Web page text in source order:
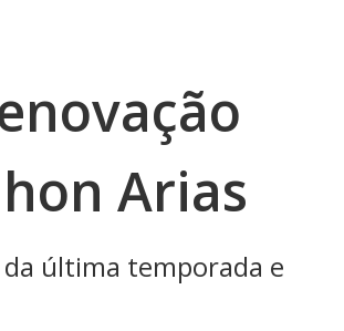
Arias
última temporada e